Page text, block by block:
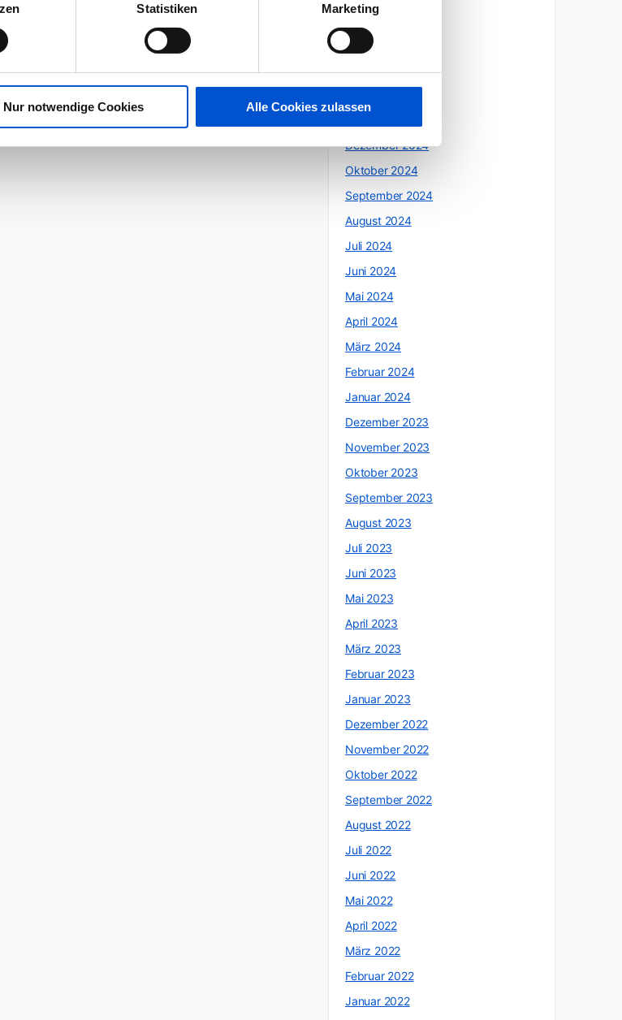
Statistiken Marketing
Nur notwendige Cookies Alle Cookies zulassen
Mai 2025
April 2025
März 2025
Dezember 2024
Oktober 2024
September 2024
August 2024
Juli 2024
Juni 2024
Mai 2024
April 2024
März 2024
Februar 2024
Januar 2024
Dezember 2023
November 2023
Oktober 2023
September 2023
August 2023
Juli 2023
Juni 2023
Mai 2023
April 2023
März 2023
Februar 2023
Januar 2023
Dezember 2022
November 2022
Oktober 2022
September 2022
August 2022
Juli 2022
Juni 2022
Mai 2022
April 2022
März 2022
Februar 2022
Januar 2022